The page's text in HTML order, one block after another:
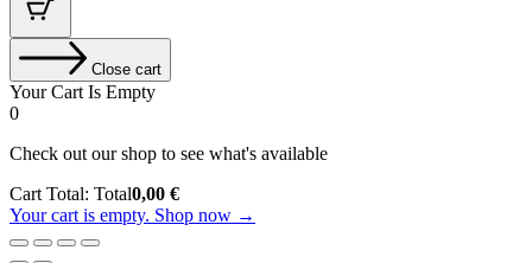
Close cart
Your Cart Is Empty
0
Check out our shop to see what's available
Cart Total: Total0,00 €
Your cart is empty. Shop now →